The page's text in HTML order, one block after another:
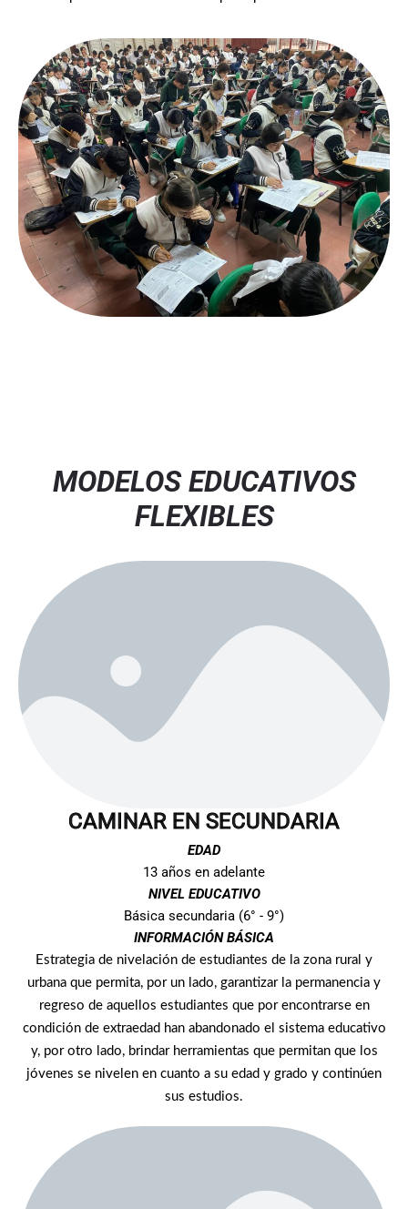
MODELOS EDUCATIVOS
FLEXIBLES
CAMINAR EN SECUNDARIA
EDAD
13 años en adelante
NIVEL EDUCATIVO
Básica secundaria (6° - 9°)
INFORMACIÓN BÁSICA
Estrategia de nivelación de estudiantes de la zona rural y
urbana que permita, por un lado, garantizar la permanencia y
regreso de aquellos estudiantes que por encontrarse en
condición de extraedad han abandonado el sistema educativo
y, por otro lado, brindar herramientas que permitan que los
jóvenes se nivelen en cuanto a su edad y grado y continúen
sus estudios.